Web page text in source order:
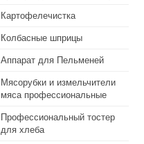
Картофелечистка
Колбасные шприцы
Аппарат для Пельменей
Мясорубки и измельчители
мяса профессиональные
Профессиональный тостер
для хлеба